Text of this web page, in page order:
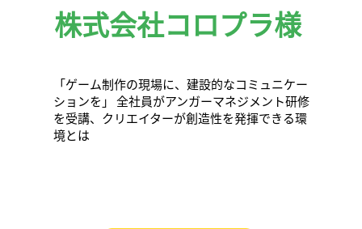
株式会社コロプラ様
「ゲーム制作の現場に、建設的なコミュニケー
ションを」 全社員がアンガーマネジメント研修
を受講、クリエイターが創造性を発揮できる環
境とは